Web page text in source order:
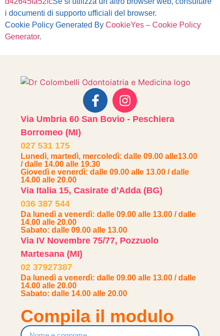
i documenti di supporto ufficiali del browser.
Cookie Policy Generated By CookieYes – Cookie Policy
Generator.
Via Umbria 60 San Bovio - Peschiera
Borromeo (MI)
027 531 175
Lunedì, martedì, mercoledì: dalle 09.00 alle13.00
/ dalle 14.00 alle 19.30
Giovedì e venerdì: dalle 09.00 alle 13.00 / dalle
14.00 alle 20.00
Via Italia 15, Casirate d’Adda (BG)
036 387 544
Da lunedì a venerdì: dalle 09.00 alle 13.00 / dalle
14.00 alle 20.00
Sabato: dalle 09.00 alle 13.00
Via IV Novembre 75/77, Pozzuolo
Martesana (MI)
02 37927387
Da lunedì a venerdì: dalle 09.00 alle 13.00 / dalle
14.00 alle 20.00
Sabato: dalle 14.00 alle 20.00
Compila il modulo